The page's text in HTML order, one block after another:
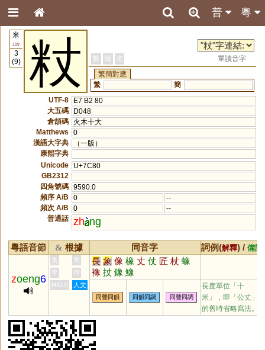
粵
普
米
119
3
(9)
粀 繁 簡 港
單讀音字
繁簡對應
繁
簡
UTF-8
E7 B2 80
大五碼
D048
倉頡碼
火木十大
Matthews
0
漢語大字典
（一版）
康熙字典
Unicode
U+7C80
GB2312
四角號碼 9590.0
頻序 A/B
0
--
頻次 A/B
0
--
普通話 zh ng
粵語音節 & 根據 同音字 詞例(解釋) / 備註
zoeng6
黃 周 長 象 像 橡 丈 仗 匠 杖 蟓
襐 扙 鐌 鱌
李
何
HKLS
人文
同聲同韻 同韻同調 同聲同調
長度單位「十
米」，即「公丈」
的舊時省略寫法。